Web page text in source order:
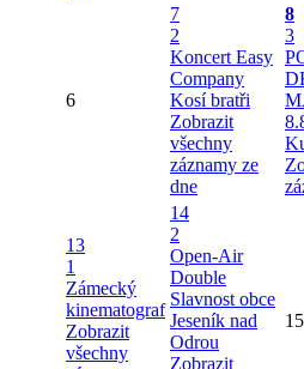
6
7
2
Koncert Easy
Company
Kosí bratři
Zobrazit
všechny
záznamy ze
dne
8
3
13
1
Zámecký
kinematograf
Zobrazit
všechny
14
2
Open-Air
Double
Slavnost obce
Jeseník nad
Odrou
Zobrazit
15